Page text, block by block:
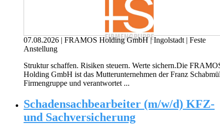
07.08.2026 | FRAMOS Holding GmbH| Ingolstadt | Feste
Anstellung
Struktur schaffen. Risiken steuern. Werte sichern.Die
Holding GmbH ist das Mutterunternehmen der Franz
Firmengruppe und verantwortet ...
Schadensachbearbeiter (m/w/d) KFZ-
und Sachversicherung